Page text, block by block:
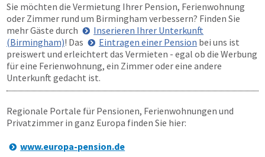
Sie möchten die Vermietung Ihrer Pension, Ferienwohnung
oder Zimmer rund um Birmingham verbessern? Finden Sie
mehr Gäste durch
Inserieren Ihrer Unterkunft
(Birmingham)! Das Eintragen einer Pension bei uns ist
preiswert und erleichtert das Vermieten - egal ob die Werbung
für eine Ferienwohnung, ein Zimmer oder eine andere
Unterkunft gedacht ist.
Regionale Portale für Pensionen, Ferienwohnungen und
Privatzimmer in ganz Europa finden Sie hier:
www.europa-pension.de